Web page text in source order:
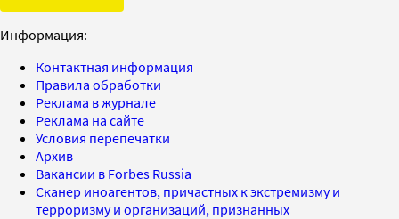
Информация:
Контактная информация
Правила обработки
Реклама в журнале
Реклама на сайте
Условия перепечатки
Архив
Вакансии в Forbes Russia
Сканер иноагентов, причастных к экстремизму и
терроризму и организаций, признанных